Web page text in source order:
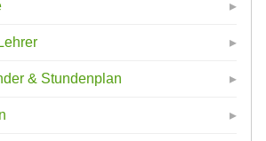
& Stundenplan